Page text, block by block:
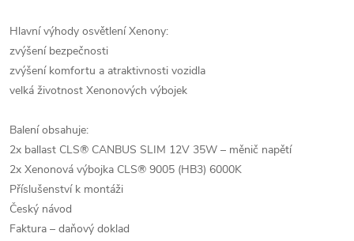
Hlavní výhody osvětlení Xenony:
zvýšení bezpečnosti
zvýšení komfortu a atraktivnosti vozidla
velká životnost Xenonových výbojek
Balení obsahuje:
2x ballast CLS® CANBUS SLIM 12V 35W – měnič napětí
2x Xenonová výbojka CLS® 9005 (HB3) 6000K
Příslušenství k montáži
Český návod
Faktura – daňový doklad